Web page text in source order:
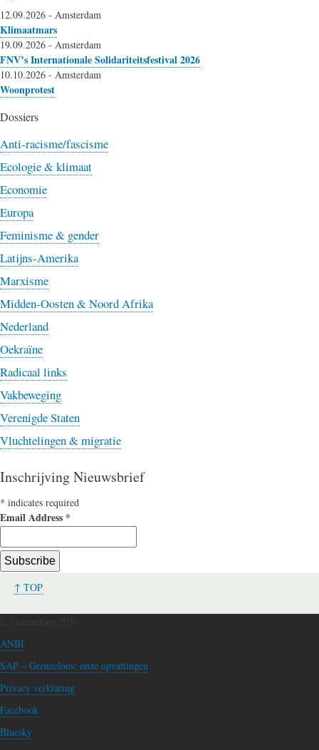
12.09.2026 - Amsterdam
Klimaatmars
19.09.2026 - Amsterdam
FNV’s Internationale Solidariteitsfestival 2026
10.10.2026 - Amsterdam
Woonprotest
Dossiers
Anti-racisme/fascisme
Ecologie & klimaat
Economie
Europa
Feminisme & gender
Latijns-Amerika
Marxisme
Midden-Oosten & Noord Afrika
Nederland
Oekraïne
Radicaal links
Vakbeweging
Verenigde Staten
Vluchtelingen & migratie
Inschrijving Nieuwsbrief
* indicates required
Email Address *
↑ TOP
ANBI
SAP – Grenzeloos: onze opvattingen
Privacy verklaring
Facebook
Bluesky